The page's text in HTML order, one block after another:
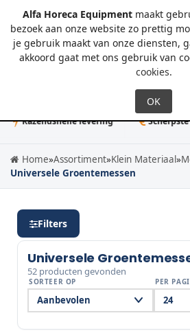
Alfa Horeca Equipmentmaakt
bezoek aan onze website zo prettig
je gebruik maakt van onze diensten,
akkoord gaat met ons gebruik van
cookies.
levering Scherpste prijs
Home»Assortiment»Klein Materiaal»
Universele Groentemessen
Filters
Universele
52 producten gevonden
SORTEER OP PER